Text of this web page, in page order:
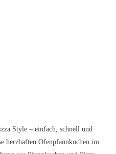
Style – einfach, schnell und
herzhaften Ofenpfannkuchen im